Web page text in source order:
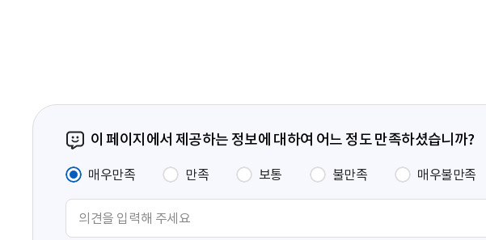
이 페이지에서 제공하는 정보에 대하여 어느 정도 만족하셨습니까?
매우만족 만족 보통 불만족 매우불만족